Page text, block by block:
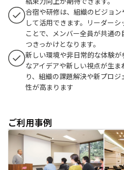
合宿や研修は、組織のビジョ
して活用できます。リーダー
ことで、メンバー全員が共通
つきっかけとなります。
新しい環境や非日常的な体験
なアイデアや新しい視点が生
り、組織の課題解決や新プロ
性が高まります
ご利用事例